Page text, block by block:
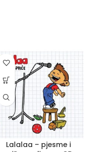
Lalalaa – pjesme i